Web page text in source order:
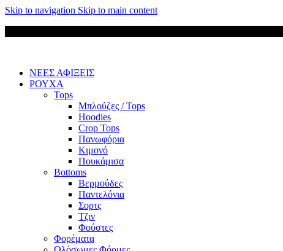
Skip to navigation Skip to main content
ΝΕΕΣ ΑΦΙΞΕΙΣ
ΡΟΥΧΑ
Tops
Μπλούζες / Tops
Hoodies
Crop Tops
Πανωφόρια
Κιμονό
Πουκάμισα
Bottoms
Βερμούδες
Παντελόνια
Σορτς
Τζιν
Φούστες
Φορέματα